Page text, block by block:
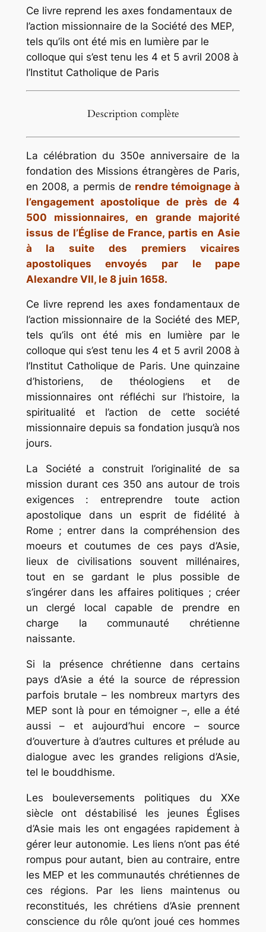
Ce livre reprend les axes fondamentaux de
l’action missionnaire de la Société des MEP,
tels qu’ils ont été mis en lumière par le
colloque qui s’est tenu les 4 et 5 avril 2008 à
l’Institut Catholique de Paris
Description complète
La célébration du 350e anniversaire de la
fondation des Missions étrangères de Paris,
en 2008, a permis de rendre témoignage à
l’engagement apostolique de près de 4
500 missionnaires, en grande majorité
issus de l’Église de France, partis en Asie
à la suite des premiers vicaires
apostoliques envoyés par le pape
Alexandre VII, le 8 juin 1658.
Ce livre reprend les axes fondamentaux de
l’action missionnaire de la Société des MEP,
tels qu’ils ont été mis en lumière par le
colloque qui s’est tenu les 4 et 5 avril 2008 à
l’Institut Catholique de Paris. Une quinzaine
d’historiens, de théologiens et de
missionnaires ont réfléchi sur l’histoire, la
spiritualité et l’action de cette société
missionnaire depuis sa fondation jusqu’à nos
jours.
La Société a construit l’originalité de sa
mission durant ces 350 ans autour de trois
exigences : entreprendre toute action
apostolique dans un esprit de fidélité à
Rome ; entrer dans la compréhension des
moeurs et coutumes de ces pays d’Asie,
lieux de civilisations souvent millénaires,
tout en se gardant le plus possible de
s’ingérer dans les affaires politiques ; créer
un clergé local capable de prendre en
charge la communauté chrétienne
naissante.
Si la présence chrétienne dans certains
pays d’Asie a été la source de répression
parfois brutale – les nombreux martyrs des
MEP sont là pour en témoigner –, elle a été
aussi – et aujourd’hui encore – source
d’ouverture à d’autres cultures et prélude au
dialogue avec les grandes religions d’Asie,
tel le bouddhisme.
Les bouleversements politiques du XXe
siècle ont déstabilisé les jeunes Églises
d’Asie mais les ont engagées rapidement à
gérer leur autonomie. Les liens n’ont pas été
rompus pour autant, bien au contraire, entre
les MEP et les communautés chrétiennes de
ces régions. Par les liens maintenus ou
reconstitués, les chrétiens d’Asie prennent
conscience du rôle qu’ont joué ces hommes